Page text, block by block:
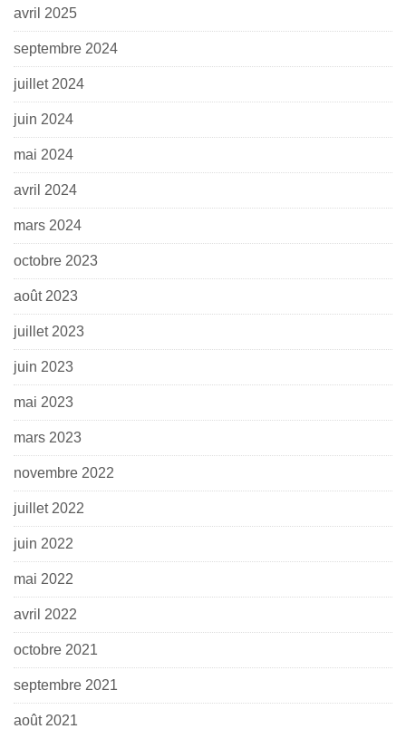
avril 2025
septembre 2024
juillet 2024
juin 2024
mai 2024
avril 2024
mars 2024
octobre 2023
août 2023
juillet 2023
juin 2023
mai 2023
mars 2023
novembre 2022
juillet 2022
juin 2022
mai 2022
avril 2022
octobre 2021
septembre 2021
août 2021